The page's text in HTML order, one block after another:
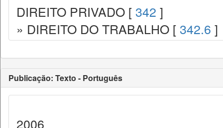
DIREITO PRIVADO [ 342 ]
» DIREITO DO TRABALHO [ 342.6 ]
Publicação: Texto - Português
2006